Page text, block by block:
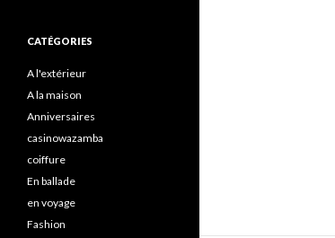
CATÉGORIES
A l'extérieur
A la maison
Anniversaires
casinowazamba
coiffure
En ballade
en voyage
Fashion